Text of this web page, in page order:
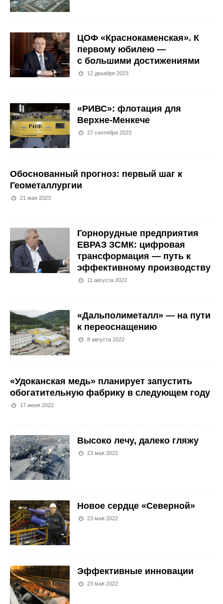
ЦОФ «Краснокаменская». К
первому юбилею —
с большими достижениями
12 декабря 2023
«РИВС»: флотация для
Верхне-Менкече
27 сентября 2023
Обоснованный прогноз: первый шаг к
Геометаллургии
21 мая 2023
Горнорудные предприятия
ЕВРАЗ ЗСМК: цифровая
трансформация — путь к
эффективному производству
11 августа 2022
«Дальполиметалл» — на пути
к переоснащению
8 августа 2022
«Удоканская медь» планирует запустить
обогатительную фабрику в следующем году
17 июня 2022
Высоко лечу, далеко гляжу
23 мая 2022
Новое сердце «Северной»
23 мая 2022
Эффективные инновации
23 мая 2022